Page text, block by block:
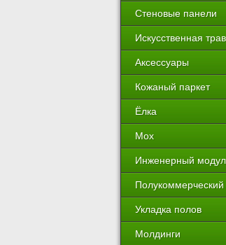
Стеновые панели
Искусственная
Аксессуары
Кожаный паркет
Ёлка
Мох
Инженерный
Укладка полов
Молдинги